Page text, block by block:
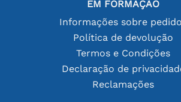
EM FORMAÇÃO
Informações sobre
Política de devolução
Termos e Condições
Declaração de
Reclamações